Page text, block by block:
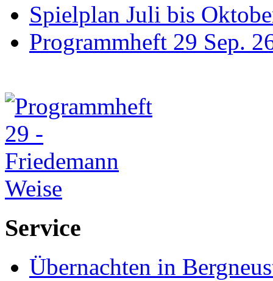
Spielplan Juli bis
Programmheft 29 Sep.
Service
Übernachten in